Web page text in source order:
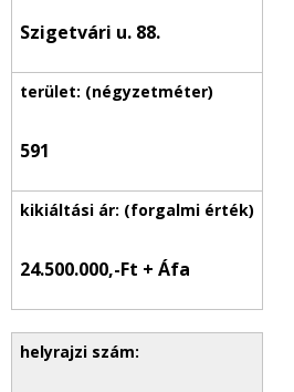
Szigetvári u. 88.
591
24.500.000,-Ft + Áfa